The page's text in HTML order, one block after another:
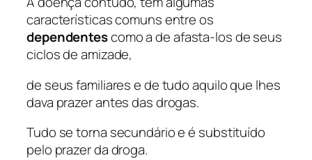
características comuns entre os
dependentescomo a de afasta-los de seus
ciclos de amizade,
de seus familiares e de tudo aquilo que lhes
dava prazer antes das drogas.
Tudo se torna secundário e é substituído
pelo prazer da droga.